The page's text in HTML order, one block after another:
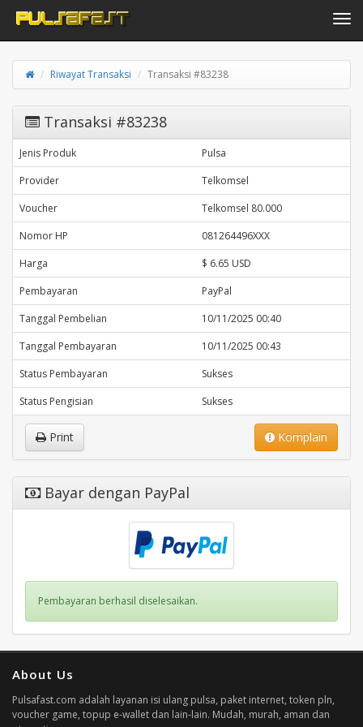
Toggle
Riwayat Transaksi Transaksi #83238
Transaksi #83238
Jenis Produk
Pulsa
Provider
Telkomsel
Voucher
Telkomsel 80.000
Nomor HP
081264496XXX
Harga
$ 6.65 USD
Pembayaran
PayPal
Tanggal Pembelian
10/11/2025 00:40
Tanggal Pembayaran
10/11/2025 00:43
Status Pembayaran
Sukses
Status Pengisian
Sukses
Komplain
Print
Bayar dengan PayPal
Pembayaran berhasil diselesaikan.
About Us
Pulsafast.com adalah layanan isi ulang pulsa, paket internet, token pln,
voucher game, topup e-wallet dan lain-lain. Mudah, murah, aman dan